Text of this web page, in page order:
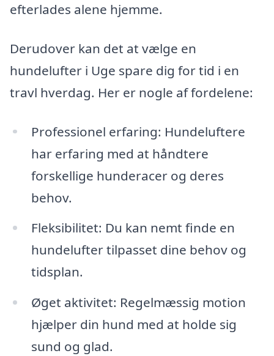
efterlades alene hjemme.
Derudover kan det at vælge en
hundelufter i Uge spare dig for tid i en
travl hverdag. Her er nogle af fordelene:
Professionel erfaring: Hundeluftere
har erfaring med at håndtere
forskellige hunderacer og deres
behov.
Fleksibilitet: Du kan nemt finde en
hundelufter tilpasset dine behov og
tidsplan.
Øget aktivitet: Regelmæssig motion
hjælper din hund med at holde sig
sund og glad.